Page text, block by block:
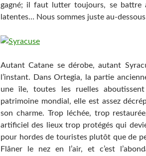
gagné; il faut lutter toujours, se battre
latentes… Nous sommes juste au-
Autant Catane se dérobe, autant
l’instant. Dans Ortegia, la partie
une île, toutes les ruelles
patrimoine mondial, elle est assez
son charme. Trop léchée, trop
artificiel des lieux trop protégés qui
pour hordes de touristes plutôt que de
Flâner le nez en l’air, et c’est